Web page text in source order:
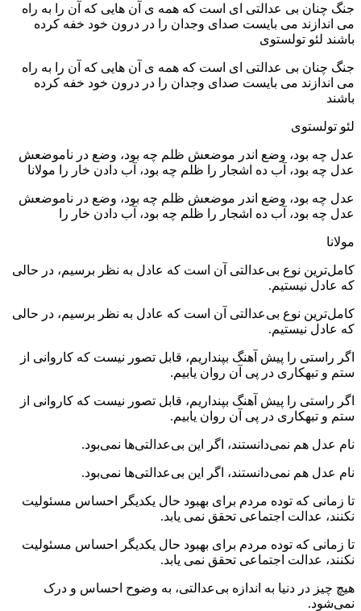
جنگ چنان بی عدالتی ای است که همه ی آن هایی که آن را به راه
می اندازند می بایست صدای وجدان را در درون خود خفه کرده
باشند لئو تولستوی
جنگ چنان بی عدالتی ای است که همه ی آن هایی که آن را به راه
می اندازند می بایست صدای وجدان را در درون خود خفه کرده
باشند
لئو تولستوی
عدل چه‌ بود، وضع اندر موضعش ظلم چه‌ بود، وضع در ناموضعش
عدل چه‌ بود، آب ده اشجار را ظلم چه‌ بود، آب دادن خار را مولانا
عدل چه‌ بود، وضع اندر موضعش ظلم چه‌ بود، وضع در ناموضعش
عدل چه‌ بود، آب ده اشجار را ظلم چه‌ بود، آب دادن خار را
مولانا
کامل‌ترین نوع بی‌عدالتی آن است که عادل به نظر برسیم، در حالی
که عادل نیستیم.
کامل‌ترین نوع بی‌عدالتی آن است که عادل به نظر برسیم، در حالی
که عادل نیستیم.
اگر راستی را پیش آهنگ بپنداریم، قابل تصور نیست که کاروانی از
ستم و تبهکاری در پی آن روان یابیم.
اگر راستی را پیش آهنگ بپنداریم، قابل تصور نیست که کاروانی از
ستم و تبهکاری در پی آن روان یابیم.
نام عدل هم نمی‌دانستند، اگر این بی‌عدالتی‌ها نمی‌بود.
نام عدل هم نمی‌دانستند، اگر این بی‌عدالتی‌ها نمی‌بود.
تا زمانی که توده مردم برای بهبود حال یکدیگر احساس مسئولیت
نکنند، عدالت اجتماعی تحقق نمی یابد.
تا زمانی که توده مردم برای بهبود حال یکدیگر احساس مسئولیت
نکنند، عدالت اجتماعی تحقق نمی یابد.
هیچ چیز در دنیا به اندازه بی‌عدالتی، به وضوح احساس و درک
نمی‌شود.